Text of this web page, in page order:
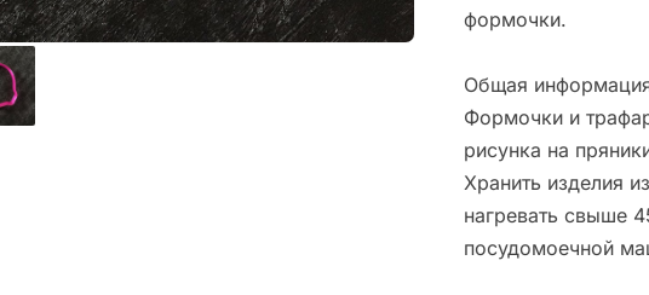
формочки.
Общая
Формочки и
рисунка на
Хранить изделия
нагревать свыше
посудомоечной